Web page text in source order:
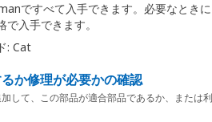
ですべて入手できます。必要なとき
で入手できます。
: Cat
か修理が必要かの確認
して、この部品が適合部品であるか、または